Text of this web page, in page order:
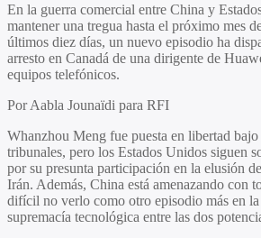
En la guerra comercial entre China y
mantener una tregua hasta el próximo mes
últimos diez días, un nuevo episodio ha
arresto en Canadá de una dirigente de
equipos telefónicos.
Por Aabla Jounaïdi para RFI
Whanzhou Meng fue puesta en libertad
tribunales, pero los Estados Unidos siguen
por su presunta participación en la elusión
Irán. Además, China está amenazando con
difícil no verlo como otro episodio más en
supremacía tecnológica entre las dos